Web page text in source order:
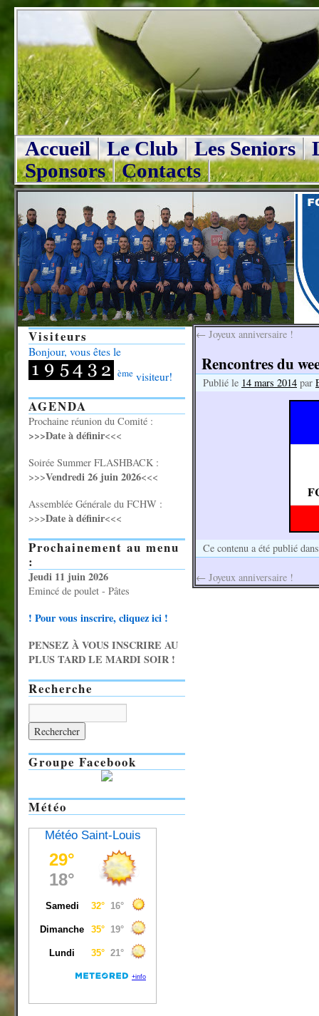
Accueil Le Club Les Seniors
Sponsors
Contacts
← Joyeux anniversaire !
Rencontres du
Publié le 14 mars 2014 par
Ce contenu a été publié
← Joyeux anniversaire !
Visiteurs
Bonjour, vous êtes le
ème visiteur!
AGENDA
Prochaine réunion du Comité :
>>>Date à définir<<<
Soirée Summer FLASHBACK :
>>>Vendredi 26 juin 2026<<<
Assemblée Générale du FCHW :
>>>Date à définir<<<
Prochainement au menu
:
Jeudi 11 juin 2026
Emincé de poulet - Pâtes
! Pour vous inscrire, cliquez ici !
PENSEZ À VOUS INSCRIRE AU
PLUS TARD LE MARDI SOIR !
Recherche
Groupe Facebook
Météo
Météo Saint-Louis